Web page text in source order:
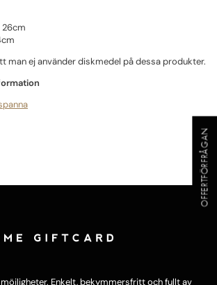
man ej använder diskmedel på dessa produkter.
Enkelt, bekymmersfritt och fullt av
OFFERTFÖRFRÅGAN